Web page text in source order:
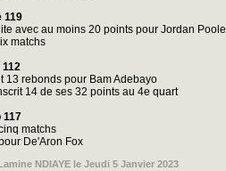
119
avec au moins 20 points pour Jordan Poole
matchs
112
13 rebonds pour Bam Adebayo
14 de ses 32 points au 4e quart
117
matchs
De'Aron Fox
NDIAYE le Jeudi 5 Janvier 2023